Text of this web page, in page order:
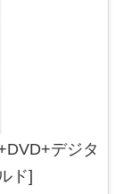
デジタ
ド]